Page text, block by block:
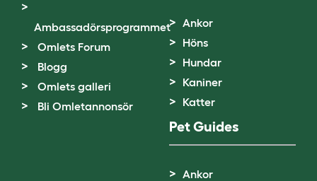
Ambassadörsprogrammet
Omlets Forum
Blogg
Omlets galleri
Bli Omletannonsör
Ankor
Höns
Hundar
Kaniner
Katter
Pet Guides
Ankor